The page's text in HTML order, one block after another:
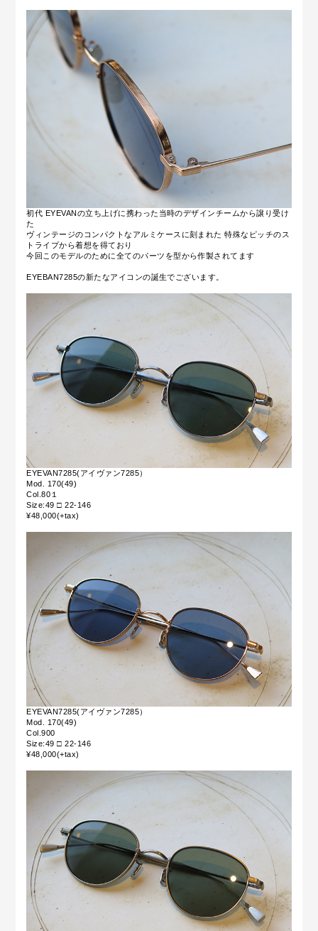
初代 EYEVANの立ち上げに携わった当時のデザインチームから譲り受け
た
ヴィンテージのコンパクトなアルミケースに刻まれた特殊なピッチのス
トライプから着想を得ており
今回このモデルのために全てのパーツを型から作製されてます
EYEBAN7285の新たなアイコンの誕生でございます。
EYEVAN7285(アイヴァン7285）
Mod. 170(49)
Col.80１
Size:49 □ 22-146
¥48,000(+tax)
EYEVAN7285(アイヴァン7285）
Mod. 170(49)
Col.900
Size:49 □ 22-146
¥48,000(+tax)